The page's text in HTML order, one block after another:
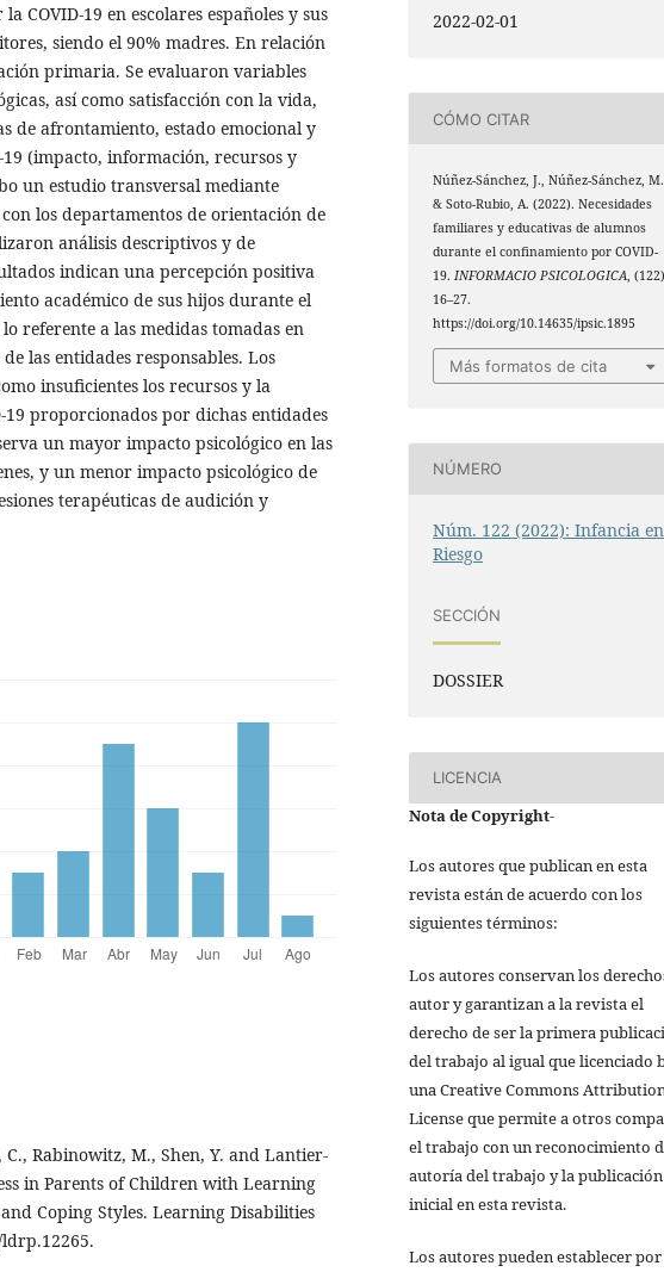
COVID-19 en escolares españoles y sus
siendo el 90% madres. En relación
primaria. Se evaluaron variables
así como satisfacción con la vida,
de afrontamiento, estado emocional y
19 (impacto, información, recursos y
un estudio transversal mediante
los departamentos de orientación de
análisis descriptivos y de
indican una percepción positiva
académico de sus hijos durante el
referente a las medidas tomadas en
las entidades responsables. Los
insuficientes los recursos y la
proporcionados por dichas entidades
un mayor impacto psicológico en las
y un menor impacto psicológico de
terapéuticas de audición y
Rabinowitz, M., Shen, Y. and Lantier-
in Parents of Children with Learning
Coping Styles. Learning Disabilities
ldrp.12265.
2022-02-01
CÓMO CITAR
Núñez-Sánchez, J., Núñez-Sánchez,
& Soto-Rubio, A. (2022). Necesidades
familiares y educativas de alumnos
durante el confinamiento por COVID-
19.INFORMACIO PSICOLOGICA,
16–27.
https://doi.org/10.14635/ipsic.1895
Más formatos de cita
NÚMERO
Núm. 122 (2022): Infancia en
Riesgo
SECCIÓN
DOSSIER
LICENCIA
Nota de Copyright-
Los autores que publican en esta
revista están de acuerdo con los
siguientes términos:
Los autores conservan los
autor y garantizan a la revista el
derecho de ser la primera
del trabajo al igual que licenciado
una Creative Commons
License que permite a otros
el trabajo con un reconocimiento
autoría del trabajo y la publicación
inicial en esta revista.
Los autores pueden establecer por